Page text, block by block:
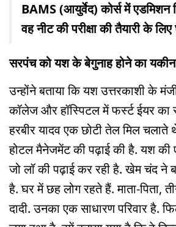
BAMS (आयुर्वेद) कोर्स में एडमिशन
वह नीट की परीक्षा की तैयारी के
सरपंच को यश के बेगुनाह होने का यकीन
उन्होंने बताया कि यश उत्तरकाशी के
कॉलेज और हॉस्पिटल में फर्स्ट ईयर का
हरबीर यादव एक छोटी तेल मिल
होटल मैनेजमेंट की पढ़ाई की है. यश की
जो लॉ की पढ़ाई कर रही है. खेम चंद ने
है. घर में छह लोग रहते हैं. माता-पिता,
दादी. उनका एक साधारण परिवार है.